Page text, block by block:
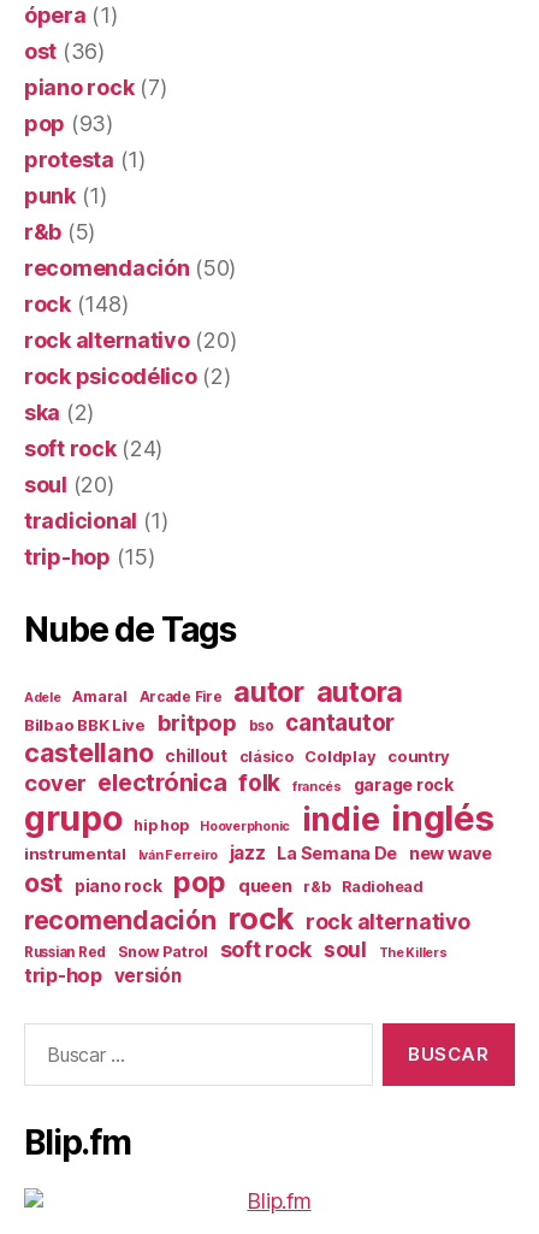
ópera (1)
ost (36)
piano rock(7)
pop (93)
protesta (1)
punk(1)
r&b (5)
recomendación (50)
rock(148)
rock alternativo(20)
rock psicodélico(2)
ska (2)
soft rock(24)
soul (20)
tradicional (1)
trip-hop (15)
Nube de Tags
Adele Amaral Arcade Fire autor autora
Bilbao BBK Live britpop bso cantautor
castellano chillout clásico Coldplay country
cover electrónica folk francés garage rock
grupo hip hop Hooverphonic indie inglés
instrumental Iván Ferreiro jazz La Semana De new wave
ost piano rock pop queen r&b Radiohead
recomendación rock rock alternativo
Russian Red Snow Patrol soft rock soul The Killers
trip-hop versión
Blip.fm